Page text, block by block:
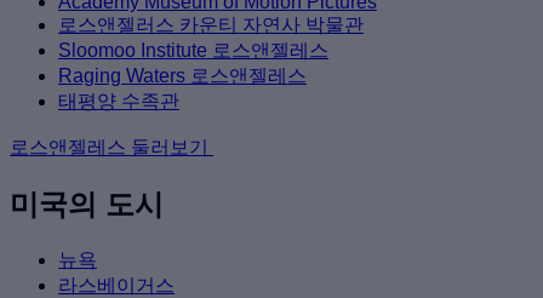
로스앤젤러스 카운티 자연사 박물관
Sloomoo Institute 로스앤젤레스
Raging Waters 로스앤젤레스
태평양 수족관
로스앤젤레스 둘러보기
미국의 도시
뉴욕
라스베이거스